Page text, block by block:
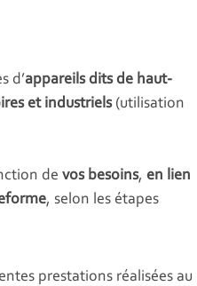
d’appareils dits de haut-
et industriels(utilisation
devos besoins,en lien
, selon les étapes
prestations réalisées au